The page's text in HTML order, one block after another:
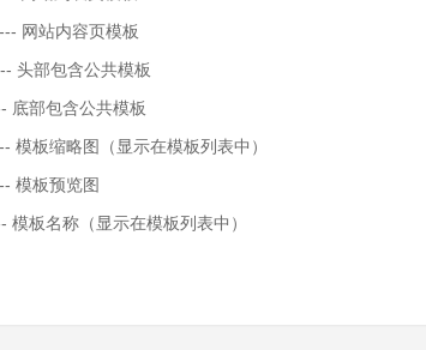
网站内容页模板
部包含公共模板
包含公共模板
板缩略图（显示在模板列表中）
板预览图
称（显示在模板列表中）